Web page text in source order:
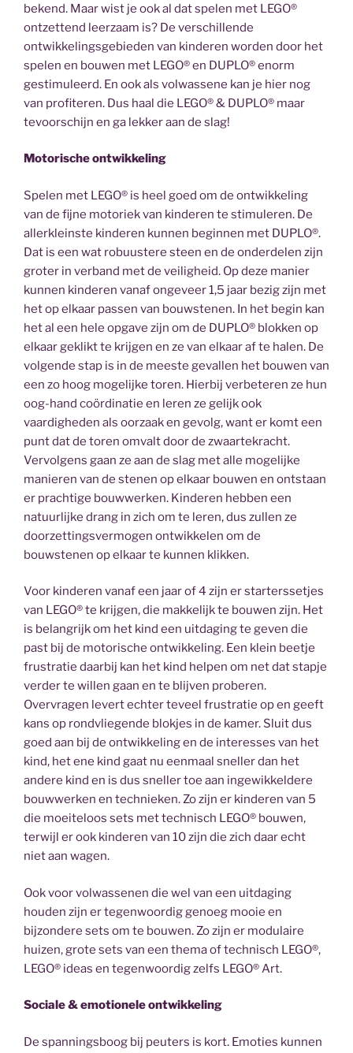
bekend. Maar wist je ook al dat spelen met LEGO®
ontzettend leerzaam is? De verschillende
ontwikkelingsgebieden van kinderen worden door het
spelen en bouwen met LEGO® en DUPLO® enorm
gestimuleerd. En ook als volwassene kan je hier nog
van profiteren. Dus haal die LEGO® & DUPLO® maar
tevoorschijn en ga lekker aan de slag!
Motorische ontwikkeling
Spelen met LEGO® is heel goed om de ontwikkeling
van de fijne motoriek van kinderen te stimuleren. De
allerkleinste kinderen kunnen beginnen met DUPLO®.
Dat is een wat robuustere steen en de onderdelen zijn
groter in verband met de veiligheid. Op deze manier
kunnen kinderen vanaf ongeveer 1,5 jaar bezig zijn met
het op elkaar passen van bouwstenen. In het begin kan
het al een hele opgave zijn om de DUPLO® blokken op
elkaar geklikt te krijgen en ze van elkaar af te halen. De
volgende stap is in de meeste gevallen het bouwen van
een zo hoog mogelijke toren. Hierbij verbeteren ze hun
oog-hand coördinatie en leren ze gelijk ook
vaardigheden als oorzaak en gevolg, want er komt een
punt dat de toren omvalt door de zwaartekracht.
Vervolgens gaan ze aan de slag met alle mogelijke
manieren van de stenen op elkaar bouwen en ontstaan
er prachtige bouwwerken. Kinderen hebben een
natuurlijke drang in zich om te leren, dus zullen ze
doorzettingsvermogen ontwikkelen om de
bouwstenen op elkaar te kunnen klikken.
Voor kinderen vanaf een jaar of 4 zijn er starterssetjes
van LEGO® te krijgen, die makkelijk te bouwen zijn. Het
is belangrijk om het kind een uitdaging te geven die
past bij de motorische ontwikkeling. Een klein beetje
frustratie daarbij kan het kind helpen om net dat stapje
verder te willen gaan en te blijven proberen.
Overvragen levert echter teveel frustratie op en geeft
kans op rondvliegende blokjes in de kamer. Sluit dus
goed aan bij de ontwikkeling en de interesses van het
kind, het ene kind gaat nu eenmaal sneller dan het
andere kind en is dus sneller toe aan ingewikkeldere
bouwwerken en technieken. Zo zijn er kinderen van 5
die moeiteloos sets met technisch LEGO® bouwen,
terwijl er ook kinderen van 10 zijn die zich daar echt
niet aan wagen.
Ook voor volwassenen die wel van een uitdaging
houden zijn er tegenwoordig genoeg mooie en
bijzondere sets om te bouwen. Zo zijn er modulaire
huizen, grote sets van een thema of technisch LEGO®,
LEGO® ideas en tegenwoordig zelfs LEGO® Art.
Sociale & emotionele ontwikkeling
De spanningsboog bij peuters is kort. Emoties kunnen